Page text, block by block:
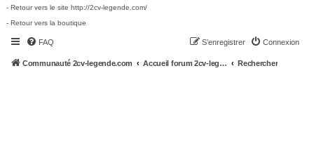
- Retour vers le site http://2cv-legende.com/
- Retour vers la boutique
FAQ Connexion
S’enregistrer
Communauté 2cv-legende.com Accueil forum 2cv-legende.com Rechercher